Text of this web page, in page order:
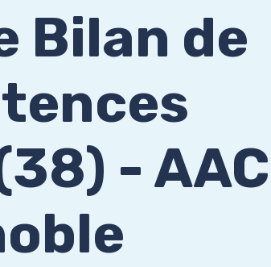
Bilan de
- AAC